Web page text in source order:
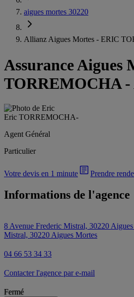
aigues mortes 30220
Allianz Aigues Mortes - ERIC
Assurance Aigues
TORREMOCHA
Eric TORREMOCHA-
Agent Général
Particulier
Votre devis en 1 minute Prendre
Informations de l'agence
8 Avenue Frederic Mistral, 30220
Mistral, 30220 Aigues Mortes
04 66 53 34 33
Contacter l'agence par e-mail
Fermé